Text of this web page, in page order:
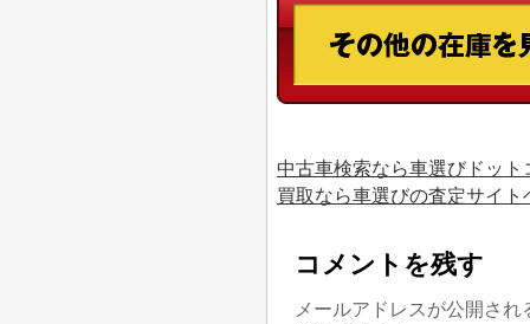
中古車検索なら車選びドット
買取なら車選びの査定サイト
コメントを残す
メールアドレスが公開さ